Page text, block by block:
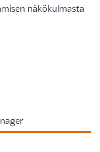
näkökulmasta